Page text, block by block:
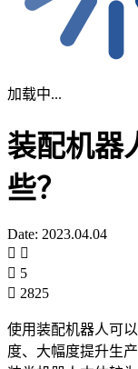
加载中...
装配机器
些？
Date: 2023.04.04
5
2825
使用装配机器人可
度、大幅度提升生